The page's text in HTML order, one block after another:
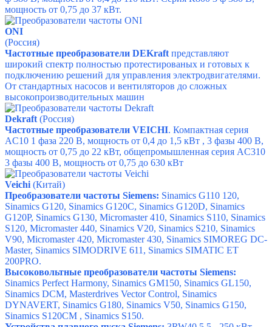
мощность от 0,75 до 37 кВт.
ONI
(Россия)
Частотные преобразователи DEKraft представляют
широкий спектр полностью протестированых и готовых к
подключению решений для управления электродвигателями.
От стандартных насосов и вентиляторов до сложных
высокопроизводительных машин
Dekraft (Россия)
Частотные преобразователи VEICHI. Компактная серия
AC10 1 фаза 220 В, мощность от 0,4 до 1,5 кВт , 3 фазы 400 В,
мощность от 0,75 до 22 кВт, общепромышленная серия AC310
3 фазы 400 В, мощность от 0,75 до 630 кВт
Veichi (Китай)
Преобразователи частоты Siemens: Sinamics G110 120,
Sinamics G120, Sinamics G120C, Sinamics G120D, Sinamics
G120P, Sinamics G130, Micromaster 410, Sinamics S110, Sinamics
S120, Micromaster 440, Sinamics V20, Sinamics S210, Sinamics
V90, Micromaster 420, Micromaster 430, Sinamics SIMOREG DC-
Master, Sinamics SIMODRIVE 611 , Sinamics SIMATIC ET
200PRO.
Высоковольтные преобразователи частоты Siemens:
Sinamics Perfect Harmony, Sinamics GM150, Sinamics GL150,
Sinamics DCM, Masterdrives Vector Control, Sinamics
DYNAVERT, Sinamics G180, Sinamics V50, Sinamics G150,
Sinamics S120CM , Sinamics S150.